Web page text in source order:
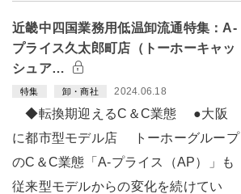
近畿中四国業務用低温卸流通特集：A-
プライス久太郎町店（トーホーキャッ
シュア…
特集 卸・商社 2024.06.18
◆転換期迎えるC＆C業態 ●大阪
に都市型モデル店 トーホーグループ
のC＆C業態「A-プライス（AP）」も
従来型モデルからの変化を続けてい